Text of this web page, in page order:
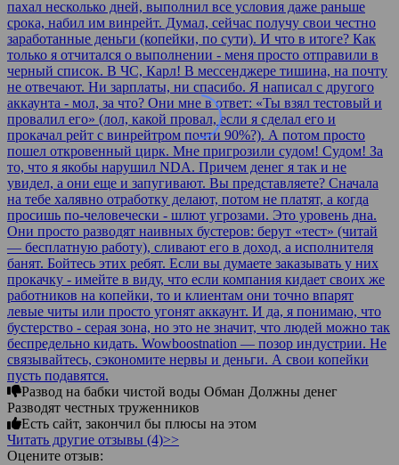
пахал несколько дней, выполнил все условия даже раньше
срока, набил им винрейт. Думал, сейчас получу свои честно
заработанные деньги (копейки, по сути). И что в итоге? Как
только я отчитался о выполнении - меня просто отправили в
черный список. В ЧС, Карл! В мессенджере тишина, на почту
не отвечают. Ни зарплаты, ни спасибо. Я написал с другого
аккаунта - мол, за что? Они мне в ответ: «Ты взял тестовый и
провалил его» (лол, какой провал, если я сделал его и
прокачал рейт с винрейтром почти 90%?). А потом просто
пошел откровенный цирк. Мне пригрозили судом! Судом! За
то, что я якобы нарушил NDA. Причем денег я так и не
увидел, а они еще и запугивают. Вы представляете? Сначала
на тебе халявно отработку делают, потом не платят, а когда
просишь по-человечески - шлют угрозами. Это уровень дна.
Они просто разводят наивных бустеров: берут «тест» (читай
— бесплатную работу), сливают его в доход, а исполнителя
банят. Бойтесь этих ребят. Если вы думаете заказывать у них
прокачку - имейте в виду, что если компания кидает своих же
работников на копейки, то и клиентам они точно впарят
левые читы или просто угонят аккаунт. И да, я понимаю, что
бустерство - серая зона, но это не значит, что людей можно так
беспредельно кидать. Wowboostnation — позор индустрии. Не
связывайтесь, сэкономите нервы и деньги. А свои копейки
пусть подавятся.
Развод на бабки чистой воды Обман Должны денег
Разводят честных труженников
Есть сайт, закончил бы плюсы на этом
Читать другие отзывы (4)>>
Оцените отзыв: